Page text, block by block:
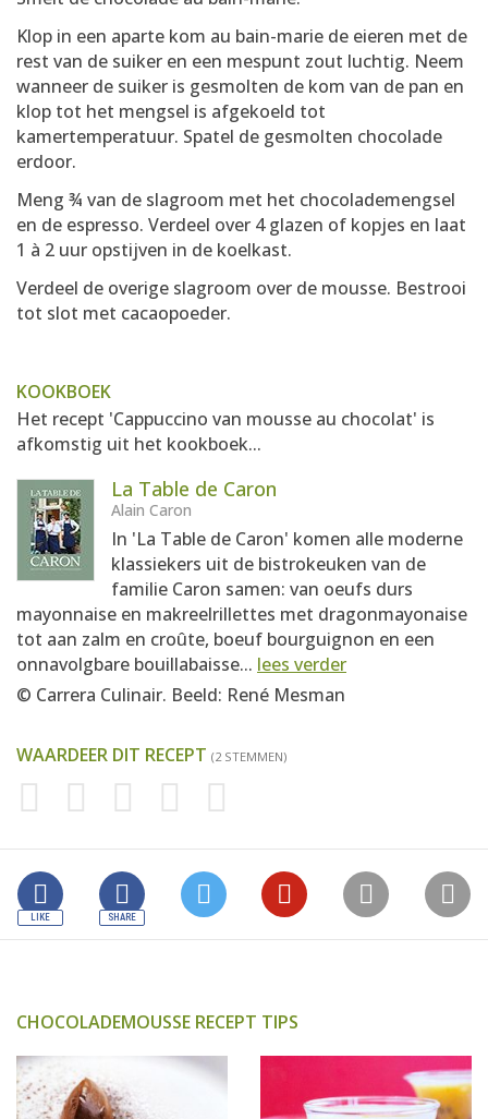
Klop in een aparte kom au bain-marie de eieren met de
rest van de suiker en een mespunt zout luchtig. Neem
wanneer de suiker is gesmolten de kom van de pan en
klop tot het mengsel is afgekoeld tot
kamertemperatuur. Spatel de gesmolten chocolade
erdoor.
Meng ¾ van de slagroom met het chocolademengsel
en de espresso. Verdeel over 4 glazen of kopjes en laat
1 à 2 uur opstijven in de koelkast.
Verdeel de overige slagroom over de mousse. Bestrooi
tot slot met cacaopoeder.
KOOKBOEK
Het recept 'Cappuccino van mousse au chocolat' is
afkomstig uit het kookboek...
La Table de Caron
Alain Caron
In 'La Table de Caron' komen alle moderne
klassiekers uit de bistrokeuken van de
familie Caron samen: van oeufs durs
mayonnaise en makreelrillettes met dragonmayonaise
tot aan zalm en croûte, boeuf bourguignon en een
onnavolgbare bouillabaisse... lees verder
© Carrera Culinair. Beeld: René Mesman
WAARDEER DIT RECEPT (2 STEMMEN)
CHOCOLADEMOUSSE RECEPT TIPS